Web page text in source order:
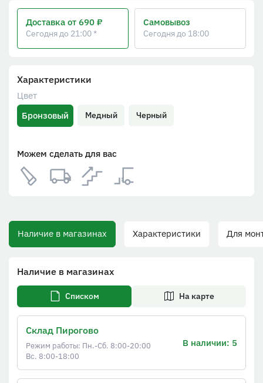
Характеристики
Цвет
Бронзовый
Медный Черный
Можем сделать для вас
Доставка от 690 ₽
Сегодня до 21:00 *
Самовывоз
Сегодня до 18:00
Наличие в магазинах Характеристики Для
Наличие в магазинах
Списком На карте
Склад Пирогово
Режим работы: Пн.-Сб. 8:00-20:00
Вс. 8:00-18:00
В наличии: 5